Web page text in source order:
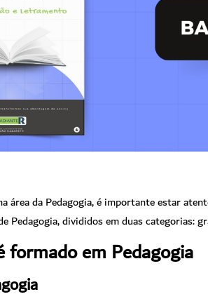
área da Pedagogia, é importante estar
Pedagogia, divididos em duas categorias:
formado em Pedagogia